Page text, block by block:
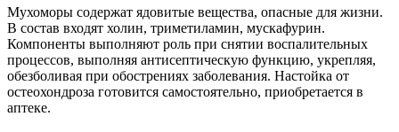
Мухоморы содержат ядовитые вещества, опасные для жизни.
В состав входят холин, триметиламин, мускафурин.
Компоненты выполняют роль при снятии воспалительных
процессов, выполняя антисептическую функцию, укрепляя,
обезболивая при обострениях заболевания. Настойка от
остеохондроза готовится самостоятельно, приобретается в
аптеке.